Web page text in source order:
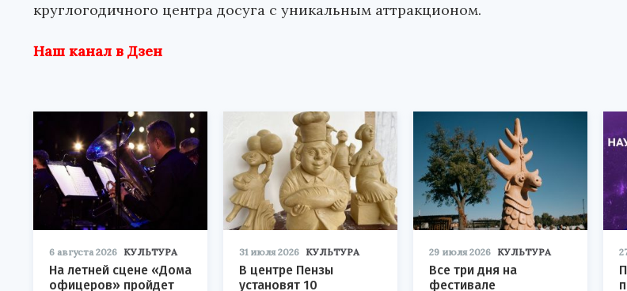
круглогодичного центра досуга с уникальным аттракционом.
Наш канал в Дзен
6 августа 2026 КУЛЬТУРА
На летней сцене «Дома
офицеров» пройдет
31 июля 2026 КУЛЬТУРА
В центре Пензы
установят 10
29 июля 2026 КУЛЬТУРА
Все три дня на
фестивале